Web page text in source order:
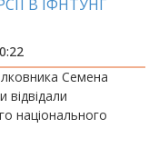
В ІФНТУНГ
Семена
відвідали
національного